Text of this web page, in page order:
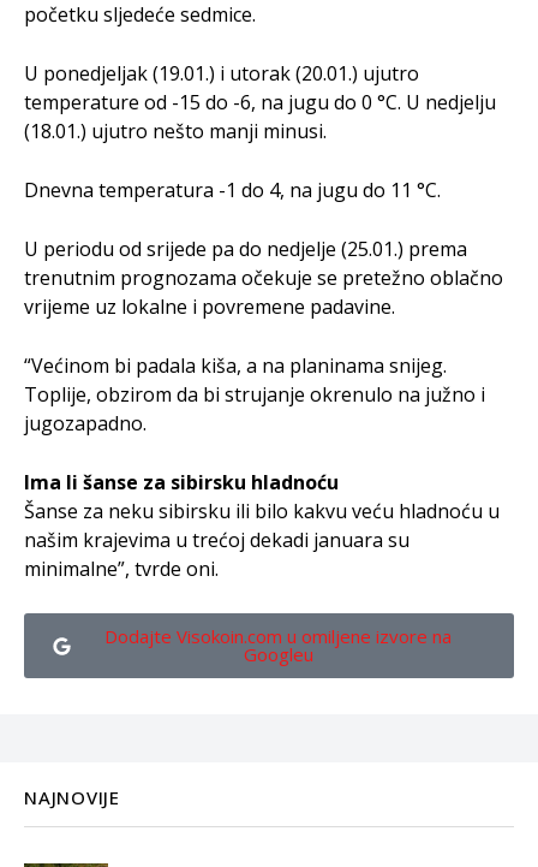
početku sljedeće sedmice.
U ponedjeljak (19.01.) i utorak (20.01.) ujutro
temperature od -15 do -6, na jugu do 0 °C. U nedjelju
(18.01.) ujutro nešto manji minusi.
Dnevna temperatura -1 do 4, na jugu do 11 °C.
U periodu od srijede pa do nedjelje (25.01.) prema
trenutnim prognozama očekuje se pretežno oblačno
vrijeme uz lokalne i povremene padavine.
“Većinom bi padala kiša, a na planinama snijeg.
Toplije, obzirom da bi strujanje okrenulo na južno i
jugozapadno.
Ima li šanse za sibirsku hladnoću
Šanse za neku sibirsku ili bilo kakvu veću hladnoću u
našim krajevima u trećoj dekadi januara su
minimalne”, tvrde oni.
Dodajte Visokoin.com u omiljene izvore na
Googleu
NAJNOVIJE